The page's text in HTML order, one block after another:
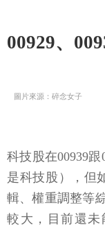
00929、
圖片來源：碎念女子
科技股在00939
是科技股），但
輯、權重調整等
較大，目前還